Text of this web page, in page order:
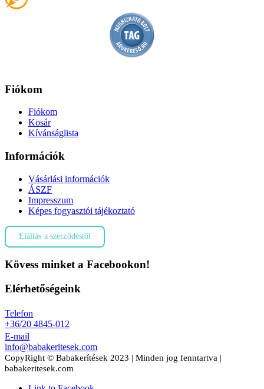
Fiókom
Fiókom
Kosár
Kívánságlista
Információk
Vásárlási információk
ÁSZF
Impresszum
Képes fogyasztói tájékoztató
Elállás a szerződéstől
Kövess minket a Facebookon!
Elérhetőségeink
Telefon
+36/20 4845-012
E-mail
info@babakeritesek.com
CopyRight © Babakerítések 2023 | Minden jog fenntartva |
babakeritesek.com